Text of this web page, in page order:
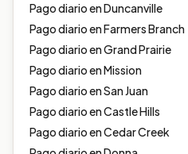
Pago diario enDuncanville
Pago diario enFarmers Branch
Pago diario enGrand Prairie
Pago diario enMission
Pago diario enSan Juan
Pago diario enCastle Hills
Pago diario enCedar Creek